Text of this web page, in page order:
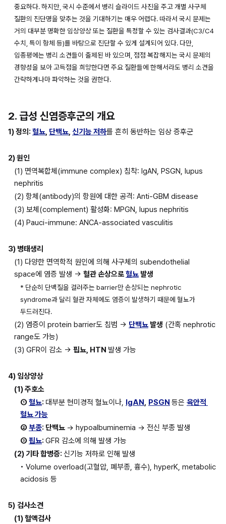
중요하다. 하지만, 국시 수준에서 병리 슬라이드 사진을 주고 개별 사구체
질환의 진단명을 맞추는 것을 기대하기는 매우 어렵다. 따라서 국시 문제는
거의 대부분 명확한 임상양상 또는 질환을 특정할 수 있는 검사결과(C3/C4
수치, 특이 항체 등)를 바탕으로 진단할 수 있게 설계되어 있다. 다만,
임종평에는 병리 소견들이 출제된 바 있으며, 점점 복잡해지는 국시 문제의
경향성을 보아 고득점을 희망한다면 주요 질환들에 한해서라도 병리 소견을
간략하게나마 파악하는 것을 권한다.
2. 급성 신염증후군의 개요
1) 정의: 혈뇨, 단백뇨, 신기능 저하를 흔히 동반하는 임상 증후군
2) 원인
(1) 면역복합체(immune complex) 침착: IgAN, PSGN, lupus
nephritis
(2) 항체(antibody)의 항원에 대한 공격: Anti-GBM disease
(3) 보체(complement) 활성화: MPGN, lupus nephritis
(4) Pauci-immune: ANCA-associated vasculitis
3) 병태생리
(1) 다양한 면역학적 원인에 의해 사구체의 subendothelial
space에 염증 발생 → 혈관 손상으로 혈뇨 발생
* 단순히 단백질을 걸러주는 barrier만 손상되는 nephrotic
syndrome과 달리 혈관 자체에도 염증이 발생하기 때문에 혈뇨가
두드러진다.
(2) 염증이 protein barrier도 침범 → 단백뇨 발생 (간혹 nephrotic
range도 가능)
(3) GFR이 감소 → 핍뇨, HTN 발생 가능
4) 임상양상
(1) 주호소
① 혈뇨: 대부분 현미경적 혈뇨이나, IgAN , PSGN 등은 육안적
혈뇨 가능
② 부종: 단백뇨 → hypoalbuminemia → 전신 부종 발생
③ 핍뇨: GFR 감소에 의해 발생 가능
(2) 기타 합병증: 신기능 저하로 인해 발생
• Volume overload(고혈압, 폐부종, 흉수), hyperK, metabolic
acidosis 등
5) 검사소견
(1) 혈액검사